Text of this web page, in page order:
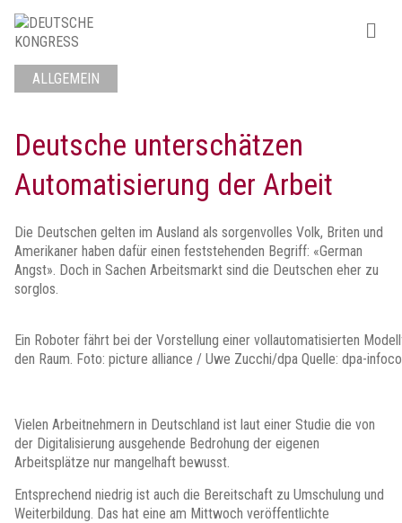
ALLGEMEIN
Deutsche unterschätzen
Automatisierung der Arbeit
Die Deutschen gelten im Ausland als sorgenvolles Volk, Briten und
Amerikaner haben dafür einen feststehenden Begriff: «German
Angst». Doch in Sachen Arbeitsmarkt sind die Deutschen eher zu
sorglos.
Ein Roboter fährt bei der Vorstellung einer vollautomatisierten
den Raum. Foto: picture alliance / Uwe Zucchi/dpa Quelle: dpa-
Vielen Arbeitnehmern in Deutschland ist laut einer Studie die von
der Digitalisierung ausgehende Bedrohung der eigenen
Arbeitsplätze nur mangelhaft bewusst.
Entsprechend niedrig ist auch die Bereitschaft zu Umschulung und
Weiterbildung. Das hat eine am Mittwoch veröffentlichte